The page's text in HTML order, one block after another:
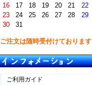
16
17 18 19 20 21
22
23
24 25 26 27 28
29
30
31
ご注文は随時受付けております
ご利用ガイド